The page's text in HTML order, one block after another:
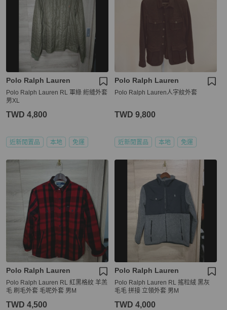
Polo Ralph Lauren
Polo Ralph Lauren RL 軍綠 絎縫外套
男XL
TWD 4,800
近新閒置品 本地 免運
Polo Ralph Lauren
Polo Ralph Lauren人字紋外套
TWD 9,800
近新閒置品 本地 免運
Polo Ralph Lauren
Polo Ralph Lauren RL 紅黑格紋 羊羔
毛 刷毛外套 毛呢外套 男M
TWD 4,500
Polo Ralph Lauren
Polo Ralph Lauren RL 搖粒絨 黑灰
毛毛 拼接 立領外套 男M
TWD 4,000